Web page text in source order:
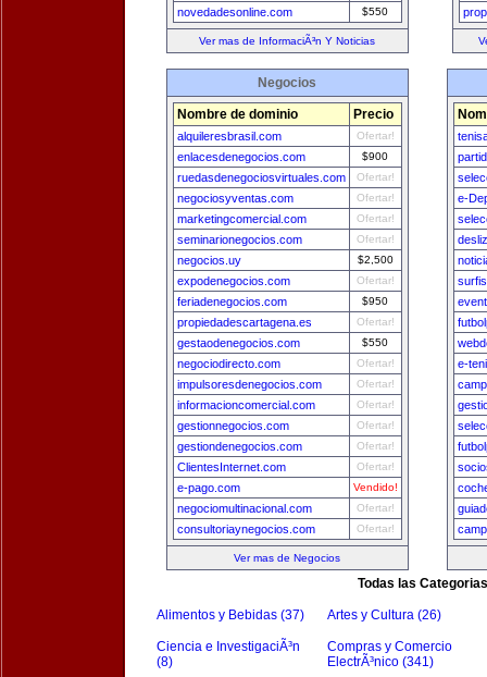
novedadesonline.com $550
Ver mas de InformaciÃ³n Y Noticias
Negocios
Nombre de dominio Precio
alquileresbrasil.com Ofertar!
enlacesdenegocios.com $900
ruedasdenegociosvirtuales.com Ofertar!
negociosyventas.com Ofertar!
marketingcomercial.com Ofertar!
seminarionegocios.com Ofertar!
negocios.uy $2,500
expodenegocios.com Ofertar!
feriadenegocios.com $950
propiedadescartagena.es Ofertar!
gestaodenegocios.com $550
negociodirecto.com Ofertar!
impulsoresdenegocios.com Ofertar!
informacioncomercial.com Ofertar!
gestionnegocios.com Ofertar!
gestiondenegocios.com Ofertar!
ClientesInternet.com Ofertar!
e-pago.com Vendido!
negociomultinacional.com Ofertar!
consultoriaynegocios.com Ofertar!
Ver mas de Negocios
e-
e-
Todas las Categorias
Alimentos y Bebidas (37) Artes y Cultura (26)
Ciencia e InvestigaciÃ³n
(8)
Compras y Comercio
ElectrÃ³nico (341)